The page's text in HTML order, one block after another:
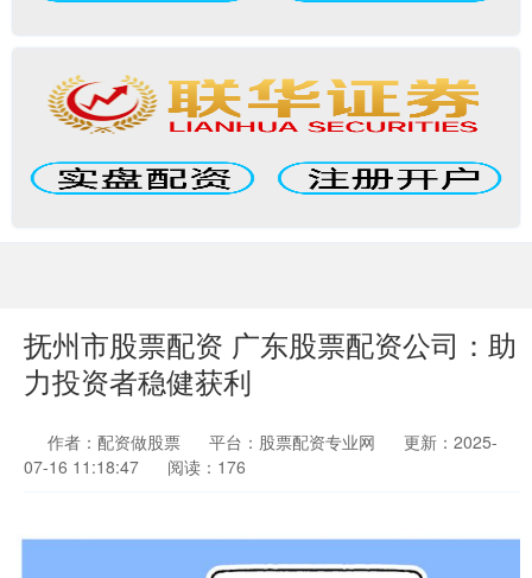
抚州市股票配资 广东股票配资公司：助
力投资者稳健获利
作者：配资做股票 平台：股票配资专业网
更新：2025-
07-16 11:18:47
阅读：176